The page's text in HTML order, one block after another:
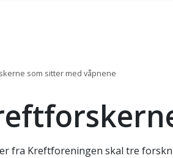
som sitter med våpnene
fra Kreftforeningen skal tre